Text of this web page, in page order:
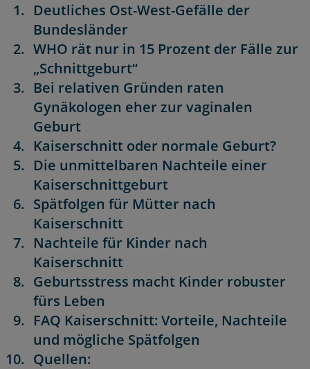
Deutliches Ost-West-Gefälle der
Bundesländer
WHO rät nur in 15 Prozent der Fälle zur
„Schnittgeburt“
Bei relativen Gründen raten
Gynäkologen eher zur vaginalen
Geburt
Kaiserschnitt oder normale Geburt?
Die unmittelbaren Nachteile einer
Kaiserschnittgeburt
Spätfolgen für Mütter nach
Kaiserschnitt
Nachteile für Kinder nach
Kaiserschnitt
Geburtsstress macht Kinder robuster
fürs Leben
FAQ Kaiserschnitt: Vorteile, Nachteile
und mögliche Spätfolgen
Quellen: